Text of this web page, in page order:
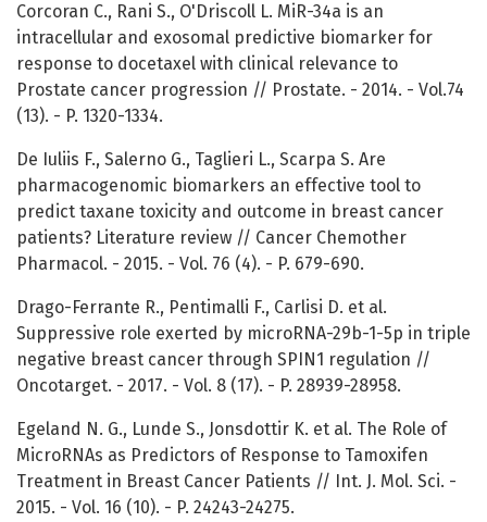
Corcoran C., Rani S., O'Driscoll L. MiR-34a is an
intracellular and exosomal predictive biomarker for
response to docetaxel with clinical relevance to
Prostate cancer progression // Prostate. - 2014. - Vol.74
(13). - P. 1320-1334.
De Iuliis F., Salerno G., Taglieri L., Scarpa S. Are
pharmacogenomic biomarkers an effective tool to
predict taxane toxicity and outcome in breast cancer
patients? Literature review // Cancer Chemother
Pharmacol. - 2015. - Vol. 76 (4). - P. 679-690.
Drago-Ferrante R., Pentimalli F., Carlisi D. et al.
Suppressive role exerted by microRNA-29b-1-5p in triple
negative breast cancer through SPIN1 regulation //
Oncotarget. - 2017. - Vol. 8 (17). - P. 28939-28958.
Egeland N. G., Lunde S., Jonsdottir K. et al. The Role of
MicroRNAs as Predictors of Response to Tamoxifen
Treatment in Breast Cancer Patients // Int. J. Mol. Sci. -
2015. - Vol. 16 (10). - P. 24243-24275.